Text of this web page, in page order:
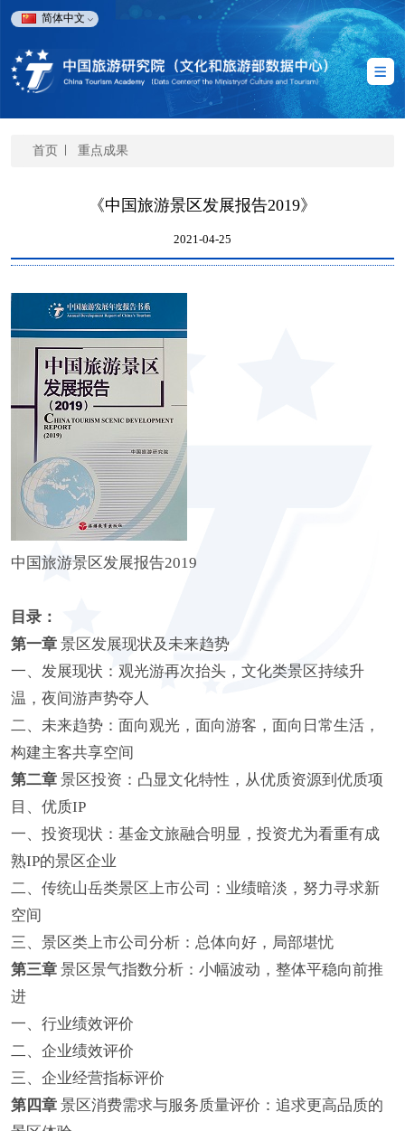
简体中文
首页 重点成果
《中国旅游景区发展报告2019》
2021-04-25
中国旅游景区发展报告2019
目录：
第一章景区发展现状及未来趋势
一、发展现状：观光游再次抬头，文化类景区持续升
温，夜间游声势夺人
二、未来趋势：面向观光，面向游客，面向日常生活，
构建主客共享空间
第二章景区投资：凸显文化特性，从优质资源到优质项
目、优质IP
一、投资现状：基金文旅融合明显，投资尤为看重有成
熟IP的景区企业
二、传统山岳类景区上市公司：业绩暗淡，努力寻求新
空间
三、景区类上市公司分析：总体向好，局部堪忧
第三章景区景气指数分析：小幅波动，整体平稳向前推
进
一、行业绩效评价
二、企业绩效评价
三、企业经营指标评价
第四章景区消费需求与服务质量评价：追求更高品质的